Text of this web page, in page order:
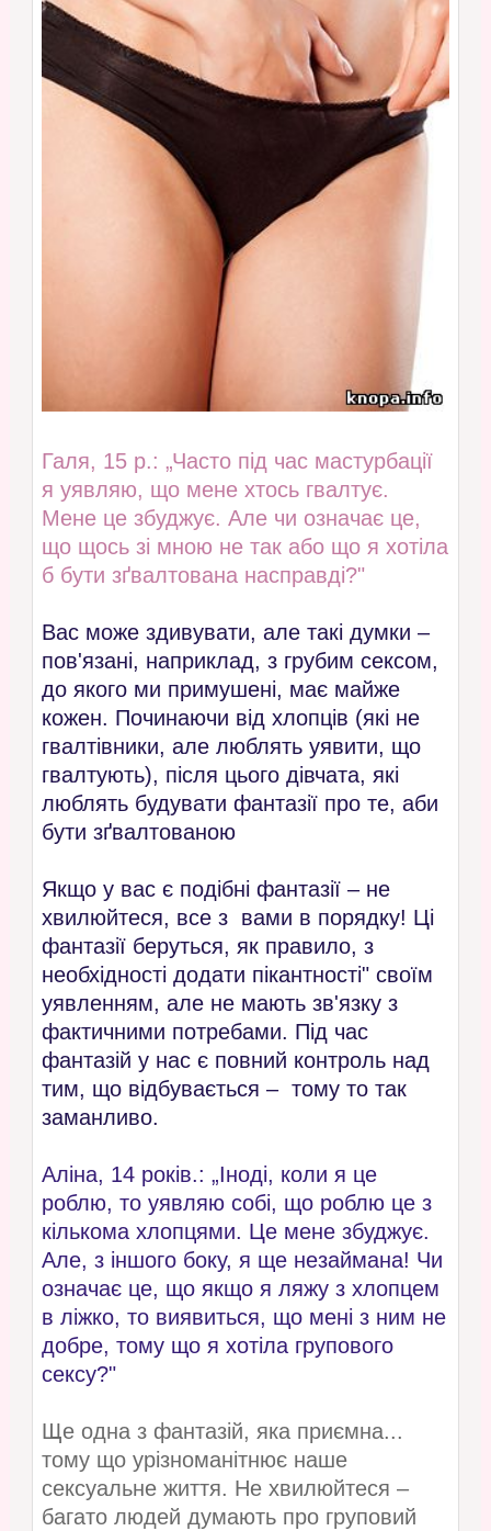
Галя, 15 р.: „Часто під час мастурбації
я уявляю, що мене хтось гвалтує.
Мене це збуджує. Але чи означає це,
що щось зі мною не так або що я хотіла
б бути зґвалтована насправді?"
Вас може здивувати, але такі думки –
пов'язані, наприклад, з грубим сексом,
до якого ми примушені, має майже
кожен. Починаючи від хлопців (які не
гвалтівники, але люблять уявити, що
гвалтують), після цього дівчата, які
люблять будувати фантазії про те, аби
бути зґвалтованою
Якщо у вас є подібні фантазії – не
хвилюйтеся, все з вами в порядку! Ці
фантазії беруться, як правило, з
необхідності додати пікантності" своїм
уявленням, але не мають зв'язку з
фактичними потребами. Під час
фантазій у нас є повний контроль над
тим, що відбувається – тому то так
заманливо.
Аліна, 14 років.: „Іноді, коли я це
роблю, то уявляю собі, що роблю це з
кількома хлопцями. Це мене збуджує.
Але, з іншого боку, я ще незаймана! Чи
означає це, що якщо я ляжу з хлопцем
в ліжко, то виявиться, що мені з ним не
добре, тому що я хотіла групового
сексу?"
Ще одна з фантазій, яка приємна...
тому що урізноманітнює наше
сексуальне життя. Не хвилюйтеся –
багато людей думають про груповий